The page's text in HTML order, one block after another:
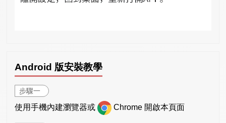
Android 版安裝教學
步驟一
使用手機內建瀏覽器或 Chrome 開啟本頁面